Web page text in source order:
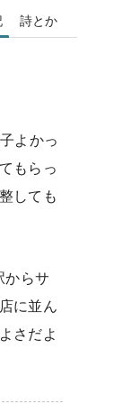
詩とか
よかっ
もらっ
しても
からサ
に並ん
さだよ